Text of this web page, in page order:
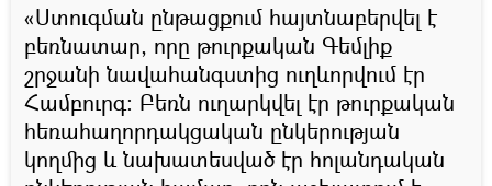
«Ստուգման ընթացքում հայտնաբերվել է
բեռնատար, որը թուրքական Գեմլիք
շրջանի նավահանգստից ուղևորվում էր
Համբուրգ։ Բեռն ուղարկվել էր թուրքական
հեռահաղորդակցական ընկերության
կողմից և նախատեսված էր հոլանդական